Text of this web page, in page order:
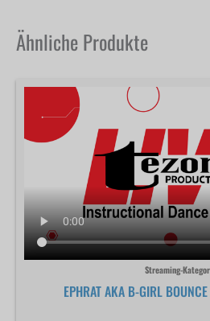
Ähnliche Produkte
Streaming-
EPHRAT AKA B-GIRL